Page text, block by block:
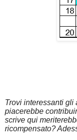
Trovi interessanti gli
piacerebbe
scrive qui
ricompensato?